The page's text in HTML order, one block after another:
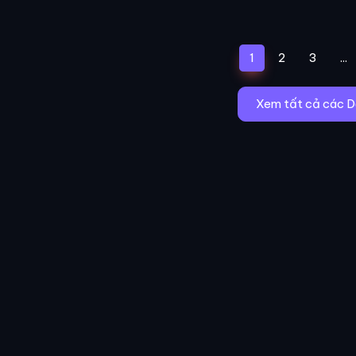
1 (current)
2 3 ...
Xem tất cả các